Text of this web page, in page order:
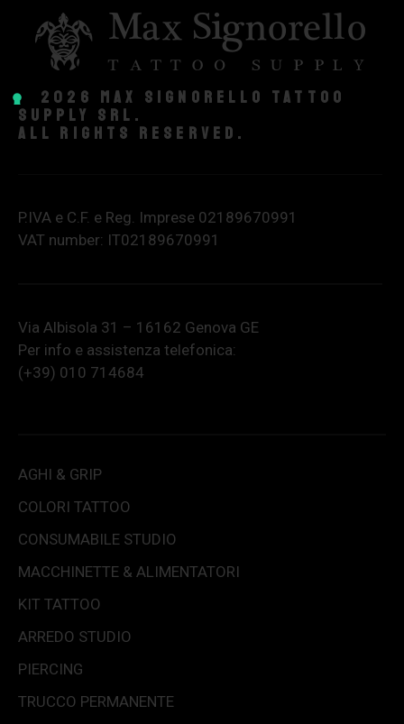
© 2026 Max Signorello Tattoo
supply srl.
All rights reserved.
P.IVA e C.F. e Reg. Imprese 02189670991
VAT number: IT02189670991
Via Albisola 31 – 16162 Genova GE
Per info e assistenza telefonica:
(+39) 010 714684
AGHI & GRIP
COLORI TATTOO
CONSUMABILE STUDIO
MACCHINETTE & ALIMENTATORI
KIT TATTOO
ARREDO STUDIO
PIERCING
TRUCCO PERMANENTE